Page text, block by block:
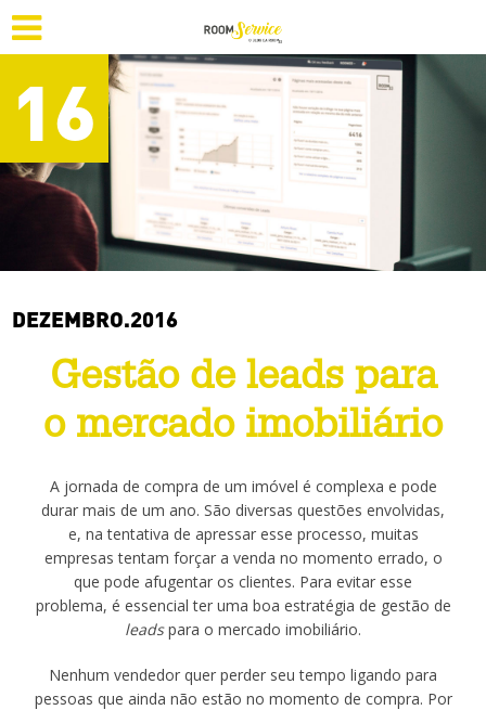
16
DEZEMBRO.2016
Gestão de leads para
o mercado imobiliário
A jornada de compra de um imóvel é complexa e pode
durar mais de um ano. São diversas questões envolvidas,
e, na tentativa de apressar esse processo, muitas
empresas tentam forçar a venda no momento errado, o
que pode afugentar os clientes. Para evitar esse
problema, é essencial ter uma boa estratégia de gestão de
leadspara o mercado imobiliário.
Nenhum vendedor quer perder seu tempo ligando para
pessoas que ainda não estão no momento de compra. Por